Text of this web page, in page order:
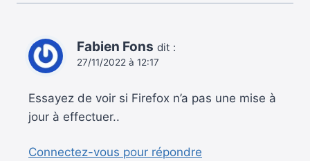
Fabien Fons dit :
27/11/2022 à 12:17
Essayez de voir si Firefox n’a pas une mise à
jour à effectuer..
Connectez-vous pour répondre